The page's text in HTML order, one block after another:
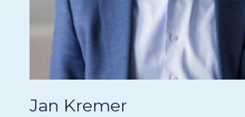
Jan Kremer